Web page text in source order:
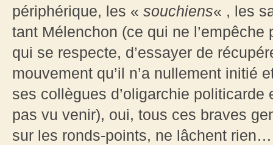
périphérique, les « souchiens« , les
tant Mélenchon (ce qui ne
qui se respecte, d’essayer de
mouvement qu’il n’a nullement initié
ses collègues d’oligarchie
pas vu venir), oui, tous ces braves
sur les ronds-points, ne lâchent